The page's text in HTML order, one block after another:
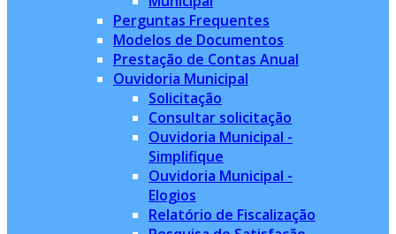
Perguntas Frequentes
Modelos de Documentos
Prestação de Contas Anual
Ouvidoria Municipal
Solicitação
Consultar solicitação
Ouvidoria Municipal -
Simplifique
Ouvidoria Municipal -
Elogios
Relatório de Fiscalização